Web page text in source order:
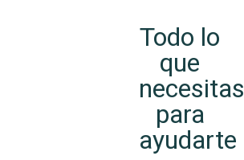
Todo lo
que
necesitas
para
ayudarte